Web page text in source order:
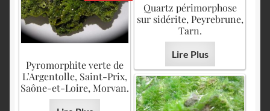
Quartz périmorphose
sur sidérite, Peyrebrune,
Tarn.
Lire Plus
Pyromorphite verte de
L’Argentolle, Saint-Prix,
Saône-et-Loire, Morvan.